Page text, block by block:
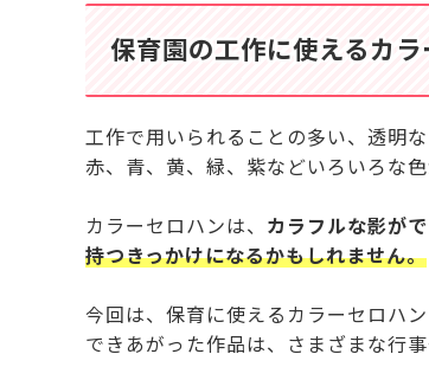
保育園の工作に使えるカ
工作で用いられることの多い、透明な
赤、青、黄、緑、紫などいろいろな
カラーセロハンは、 カラフルな影が
持つきっかけになるかもしれません。
今回は、保育に使えるカラーセロハ
できあがった作品は、さまざまな行